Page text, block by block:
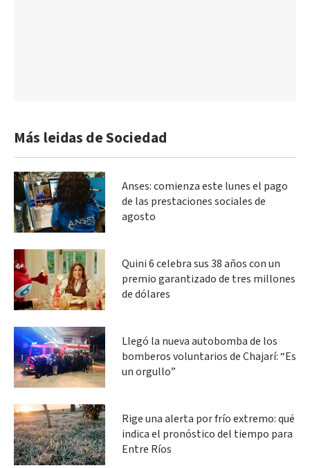
Más leidas de Sociedad
Anses: comienza este lunes el pago
de las prestaciones sociales de
agosto
Quini 6 celebra sus 38 años con un
premio garantizado de tres millones
de dólares
Llegó la nueva autobomba de los
bomberos voluntarios de Chajarí: “Es
un orgullo”
Rige una alerta por frío extremo: qué
indica el pronóstico del tiempo para
Entre Ríos